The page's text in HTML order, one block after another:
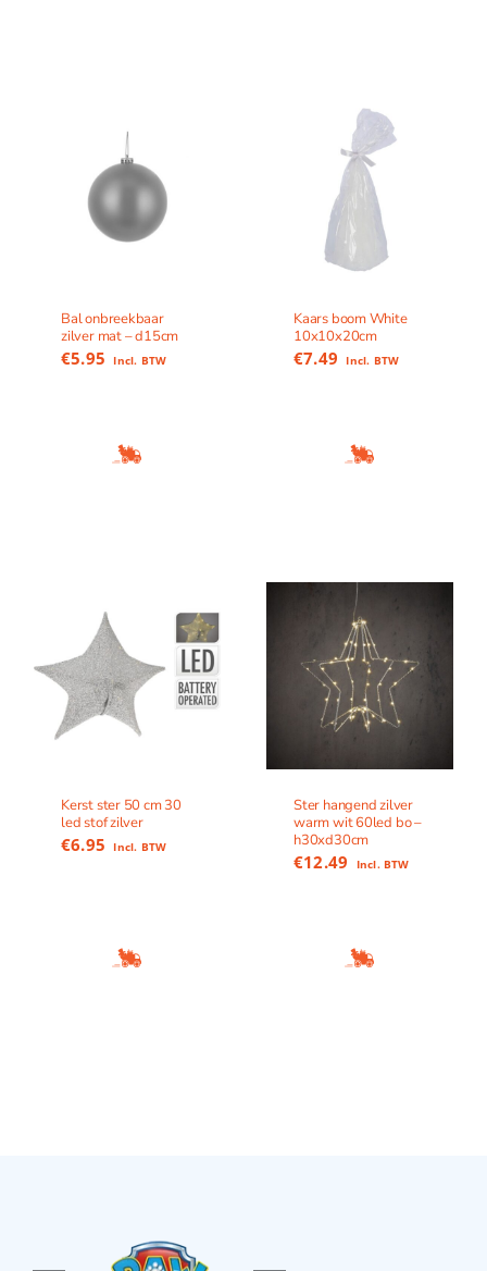
Bal onbreekbaar
zilver mat – d15cm
€5.95 Incl. BTW
Kaars boom White
10x10x20cm
€7.49 Incl. BTW
Kerst ster 50 cm 30
led stof zilver
€6.95 Incl. BTW
Ster hangend zilver
warm wit 60led bo –
h30xd30cm
€12.49 Incl. BTW